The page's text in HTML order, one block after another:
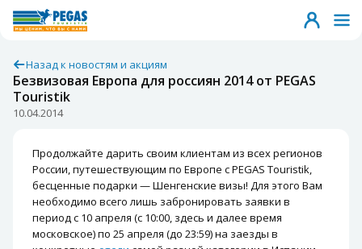
Назад к новостям и акциям
Безвизовая Европа для россиян 2014 от PEGAS
Touristik
10.04.2014
Продолжайте дарить своим клиентам из всех регионов
России, путешествующим по Европе с PEGAS Touristik,
бесценные подарки — Шенгенские визы! Для этого Вам
необходимо всего лишь забронировать заявки в
период с 10 апреля (с 10:00, здесь и далее время
московское) по 25 апреля (до 23:59) на заезды в